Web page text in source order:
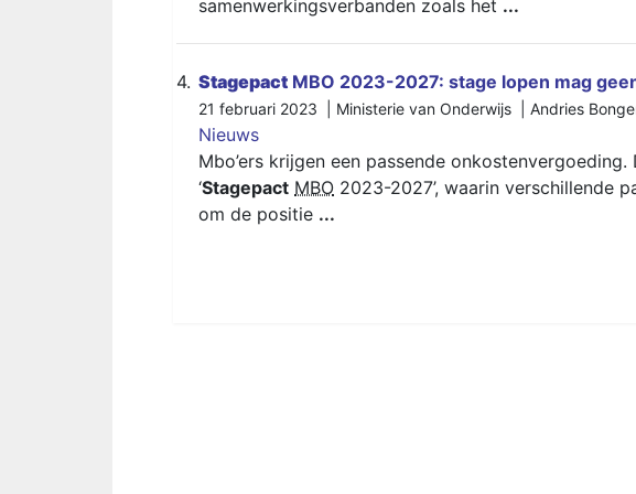
samenwerkingsverbanden zoals het ...
4. Stagepact MBO 2023-2027: stage lopen mag
21 februari 2023 | Ministerie van Onderwijs | Andries
Nieuws
Mbo’ers krijgen een passende
‘Stagepact MBO 2023-2027’, waarin verschillende
om de positie ...